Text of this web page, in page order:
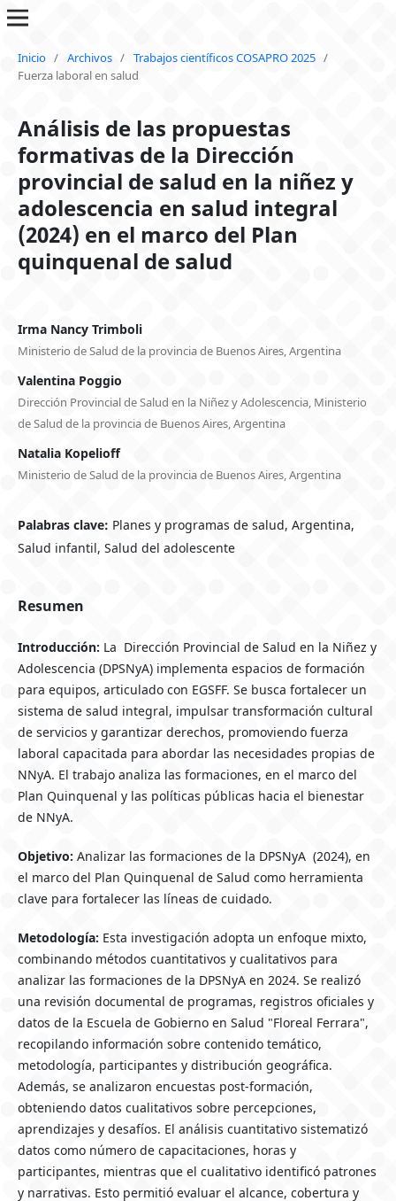
Inicio / Archivos / Trabajos científicos COSAPRO 2025 /
Fuerza laboral en salud
Análisis de las propuestas
formativas de la Dirección
provincial de salud en la niñez y
adolescencia en salud integral
(2024) en el marco del Plan
quinquenal de salud
Irma Nancy Trimboli
Ministerio de Salud de la provincia de Buenos Aires, Argentina
Valentina Poggio
Dirección Provincial de Salud en la Niñez y Adolescencia, Ministerio
de Salud de la provincia de Buenos Aires, Argentina
Natalia Kopelioff
Ministerio de Salud de la provincia de Buenos Aires, Argentina
Palabras clave: Planes y programas de salud, Argentina,
Salud infantil, Salud del adolescente
Resumen
Introducción: La Dirección Provincial de Salud en la Niñez y
Adolescencia (DPSNyA) implementa espacios de formación
para equipos, articulado con EGSFF. Se busca fortalecer un
sistema de salud integral, impulsar transformación cultural
de servicios y garantizar derechos, promoviendo fuerza
laboral capacitada para abordar las necesidades propias de
NNyA. El trabajo analiza las formaciones, en el marco del
Plan Quinquenal y las políticas públicas hacia el bienestar
de NNyA.
Objetivo:Analizar las formaciones de la DPSNyA (2024), en
el marco del Plan Quinquenal de Salud como herramienta
clave para fortalecer las líneas de cuidado.
Metodología: Esta investigación adopta un enfoque mixto,
combinando métodos cuantitativos y cualitativos para
analizar las formaciones de la DPSNyA en 2024. Se realizó
una revisión documental de programas, registros oficiales y
datos de la Escuela de Gobierno en Salud "Floreal Ferrara",
recopilando información sobre contenido temático,
metodología, participantes y distribución geográfica.
Además, se analizaron encuestas post-formación,
obteniendo datos cualitativos sobre percepciones,
aprendizajes y desafíos. El análisis cuantitativo sistematizó
datos como número de capacitaciones, horas y
participantes, mientras que el cualitativo identificó patrones
y narrativas. Esto permitió evaluar el alcance, cobertura y